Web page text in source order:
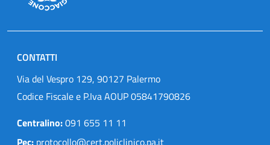
CONTATTI
Via del Vespro 129, 90127 Palermo
Codice Fiscale e P.Iva AOUP 05841790826
Centralino:091 655 11 11
Pec: protocollo@cert.policlinico.pa.it